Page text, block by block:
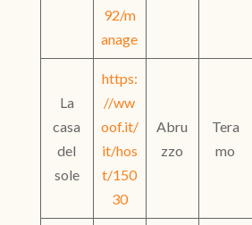
92/m
anage
La
casa
del
sole
https:
//ww
oof.it/
it/hos
t/150
30
Abru
zzo
Tera
mo